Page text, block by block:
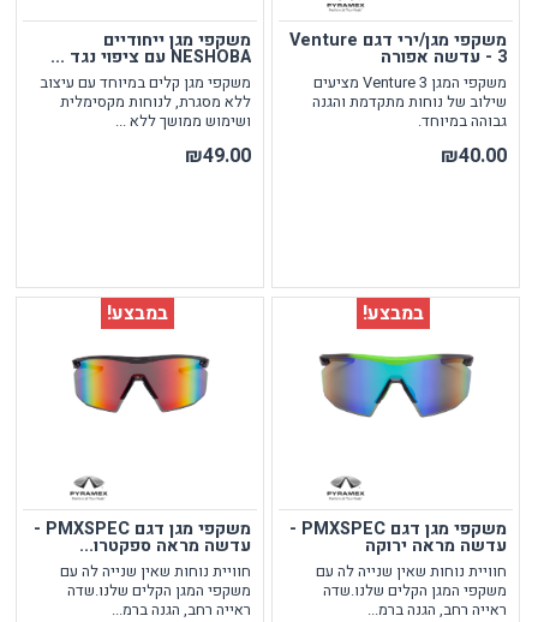
משקפי מגן/ירי דגם Venture
3 - עדשה אפורה
משקפי המגן Venture 3 מציעים
שילוב של נוחות מתקדמת והגנה
גבוהה במיוחד.
₪40.00
משקפי מגן ייחודיים
NESHOBA עם ציפוי נגד ...
משקפי מגן קלים במיוחד עם עיצוב
ללא מסגרת, לנוחות מקסימלית
ושימוש ממושך ללא ...
₪49.00
במבצע!
משקפי מגן דגם PMXSPEC -
עדשה מראה ירוקה
חוויית נוחות שאין שנייה לה עם
משקפי המגן הקלים שלנו.שדה
ראייה רחב, הגנה ברמ...
במבצע!
משקפי מגן דגם PMXSPEC -
עדשה מראה ספקטרו...
חוויית נוחות שאין שנייה לה עם
משקפי המגן הקלים שלנו.שדה
ראייה רחב, הגנה ברמ...